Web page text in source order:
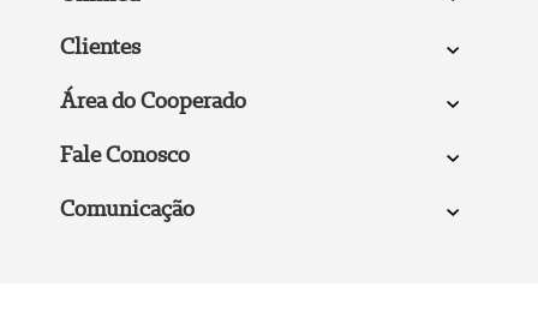
Clientes
Área do Cooperado
Fale Conosco
Comunicação